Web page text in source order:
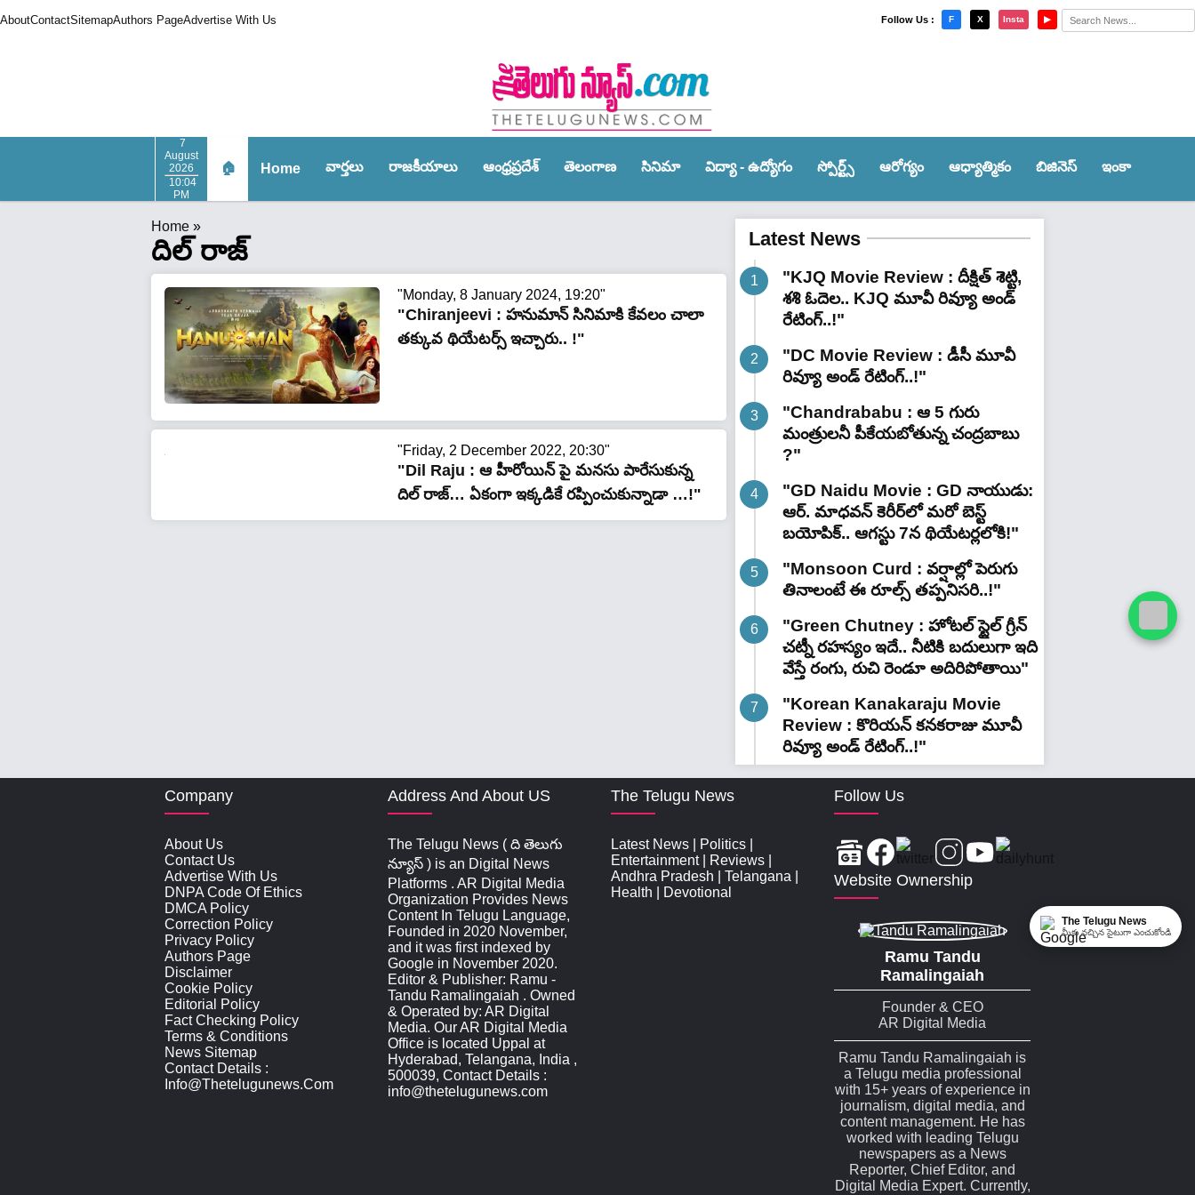
AboutContactSitemapAuthors PageAdvertise With Us Follow Us : F X Insta ▶
7
August
2026
10:04
PM
🏠 Home వార్త‌లు రాజ‌కీయాలు ఆంధ్ర‌ప్ర‌దేశ్‌ తెలంగాణ‌ సినిమా విద్యా - ఉద్యోగం స్పోర్ట్స్‌ ఆరోగ్యం ఆధ్యాత్మికం బిజినెస్ ఇంకా
×
Home »
దిల్ రాజ్
"Monday, 8 January 2024, 19:20"
"Chiranjeevi : హనుమాన్ సినిమాకి కేవలం చాలా
త‌క్కువ థియేటర్స్ ఇచ్చారు.. !"
"Friday, 2 December 2022, 20:30"
"Dil Raju : ఆ హీరోయిన్ పై మనసు పారేసుకున్న
దిల్ రాజ్… ఏకంగా ఇక్కడికే రప్పించుకున్నాడా …!"
Latest News
"KJQ Movie Review : దీక్షిత్ శెట్టి,
శశి ఓదెల.. KJQ మూవీ రివ్యూ అండ్
రేటింగ్‌..!"
"DC Movie Review : డీసీ మూవీ
రివ్యూ అండ్ రేటింగ్‌..!"
"Chandrababu : ఆ 5 గురు
మంత్రులనీ పీకేయబోతున్న చంద్రబాబు
?"
"GD Naidu Movie : GD నాయుడు:
ఆర్. మాధవన్‌ కెరీర్‌లో మరో బెస్ట్
బయోపిక్.. ఆగస్టు 7న థియేటర్లలోకి!"
"Monsoon Curd : వర్షాల్లో పెరుగు
తినాలంటే ఈ రూల్స్ తప్పనిసరి..!"
"Green Chutney : హోటల్ స్టైల్ గ్రీన్
చట్నీ రహస్యం ఇదే.. నీటికి బదులుగా ఇది
వేస్తే రంగు, రుచి రెండూ అదిరిపోతాయి"
"Korean Kanakaraju Movie
Review : కొరియన్ కనకరాజు మూవీ
రివ్యూ అండ్ రేటింగ్‌..!"
Company
About Us
Contact Us
Advertise With Us
DNPA Code Of Ethics
DMCA Policy
Correction Policy
Privacy Policy
Authors Page
Disclaimer
Cookie Policy
Editorial Policy
Fact Checking Policy
Terms & Conditions
News Sitemap
Contact Details :
Info@thetelugunews.com
Address And About US
The Telugu News ( ది తెలుగు
న్యూస్‌ ) is an Digital News
Platforms . AR Digital Media
Organization Provides News
Content In Telugu Language,
Founded in 2020 November,
and it was first indexed by
Google in November 2020.
Editor & Publisher: Ramu -
Tandu Ramalingaiah . Owned
& Operated by: AR Digital
Media. Our AR Digital Media
Office is located Uppal at
Hyderabad, Telangana, India ,
500039, Contact Details :
info@thetelugunews.com
The Telugu News
Latest News Politics
Entertainment| Reviews
Andhra Pradesh
Telangana
Health
Devotional
Follow Us
Website Ownership
Ramu Tandu
Ramalingaiah
Founder & CEO
AR Digital Media
Ramu Tandu Ramalingaiah is
a Telugu media professional
with 15+ years of experience in
journalism, digital media, and
content management. He has
worked with leading Telugu
newspapers as a News
Reporter, Chief Editor, and
Digital Media Expert. Currently,
The Telugu News
మీకు నచ్చిన సైటుగా ఎంచుకోండి